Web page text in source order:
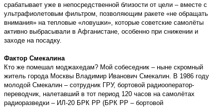
срабатывает уже в непосредственной близости от цели – вместе с
ультрафиолетовым фильтром, позволяющим ракете «не обращать
внимания» на тепловые «ловушки», которые советские самолёты
активно выбрасывали в Афганистане, особенно при снижении и
заходе на посадку.
Фактор Смекалина
Кто же помешал моджахедам? Мой собеседник – ныне скромный
житель города Москвы Владимир Иванович Смекалин. В 1986 году
молодой Смекалин – сотрудник ГРУ, бортовой радиооператор-
переводчик, налетавший в тот период 120 часов на самолётах
радиоразведки – ИЛ-20 БРК РР (БРК РР – бортовой